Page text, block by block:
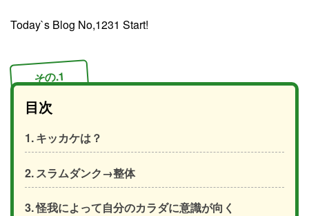
Today`s Blog No,1231 Start!
その.1
目次
キッカケは？
スラムダンク→整体
怪我によって自分のカラダに意識が向く